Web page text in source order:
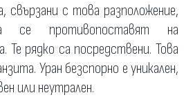
с това разположение,
се противопоставят на
Те рядко са посредствени. Това
Уран безспорно е уникален,
или неутрален.